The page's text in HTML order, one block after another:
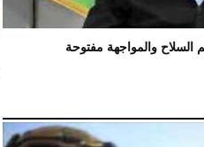
والمواجهة مفتوحة